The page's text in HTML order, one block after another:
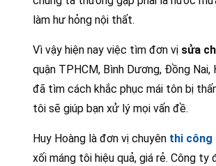
làm hư hỏng nội thất.
Vì vậy hiện nay việc tìm đơn vị sửa
quận TPHCM, Bình Dương, Đồng
đã tìm cách khắc phục mái tôn bị
tôi sẽ giúp bạn xử lý mọi vấn đề.
Huy Hoàng là đơn vị chuyên thi công
xối máng tôi hiệu quả, giá rẻ. Công